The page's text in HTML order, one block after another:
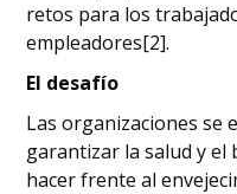
retos para los
empleadores[2].
El desafío
Las organizaciones se
garantizar la salud y el
hacer frente al